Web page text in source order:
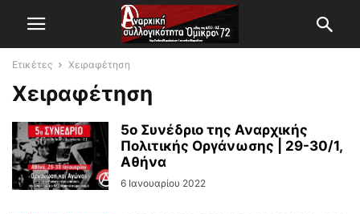
Ετικέτες Χειραφέτηση
Χειραφέτηση
5o Συνέδριο της Αναρχικής
Πολιτικής Οργάνωσης | 29-30/1,
Αθήνα
6 Ιανουαρίου 2022